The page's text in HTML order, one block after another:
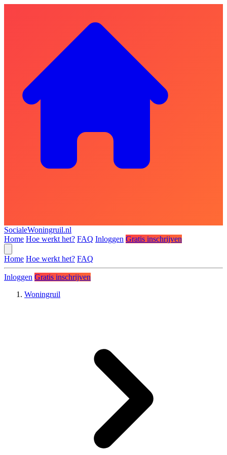
SocialeWoningruil.nl
Home Hoe werkt het? FAQ Inloggen Gratis inschrijven
Home Hoe werkt het? FAQ
Inloggen Gratis inschrijven
Woningruil